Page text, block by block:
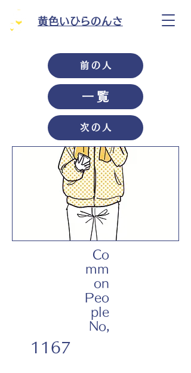
黄色いひらのんさ
前の人
一覧
次の人
Co
mm
on
Peo
ple
No,
1167